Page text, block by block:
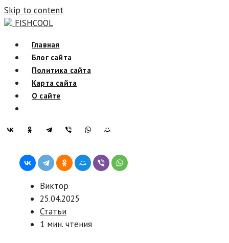
Skip to content
FISHCOOL
Главная
Блог сайта
Политика сайта
Карта сайта
О сайте
Виктор
25.04.2025
Статьи
1 мин. чтения